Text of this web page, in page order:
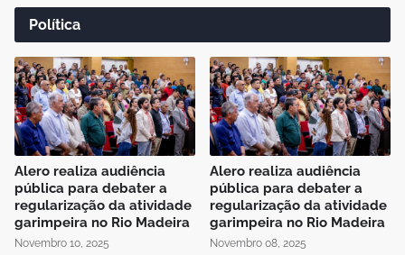
Política
Alero realiza audiência
pública para debater a
regularização da atividade
garimpeira no Rio Madeira
Novembro 10, 2025
Alero realiza audiência
pública para debater a
regularização da atividade
garimpeira no Rio Madeira
Novembro 08, 2025